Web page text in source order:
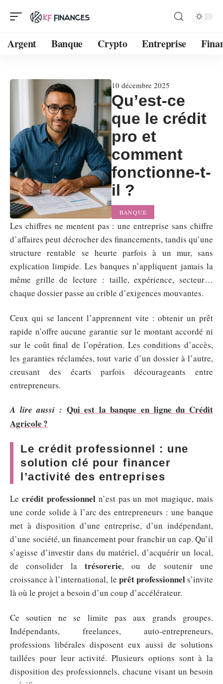
Argent Banque Crypto Entreprise
10 décembre 2025
Qu’est-ce
que le crédit
pro et
comment
fonctionne-t-
il ?
BANQUE
Les chiffres ne mentent pas : une entreprise sans chiffre
d’affaires peut décrocher des financements, tandis qu’une
structure rentable se heurte parfois à un mur, sans
explication limpide. Les banques n’appliquent jamais la
même grille de lecture : taille, expérience, secteur…
chaque dossier passe au crible d’exigences mouvantes.
Ceux qui se lancent l’apprennent vite : obtenir un prêt
rapide n’offre aucune garantie sur le montant accordé ni
sur le coût final de l’opération. Les conditions d’accès,
les garanties réclamées, tout varie d’un dossier à l’autre,
creusant des écarts parfois décourageants entre
entrepreneurs.
A lire aussi : Qui est la banque en ligne du Crédit
Agricole ?
Le crédit professionnel : une
solution clé pour financer
l’activité des entreprises
Le crédit professionneln’est pas un mot magique, mais
une corde solide à l’arc des entrepreneurs : une banque
met à disposition d’une entreprise, d’un indépendant,
d’une société, un financement pour franchir un cap. Qu’il
s’agisse d’investir dans du matériel, d’acquérir un local,
de consolider la trésorerie, ou de soutenir une
croissance à l’international, le prêt professionnels’invite
là où le projet a besoin d’un coup d’accélérateur.
Ce soutien ne se limite pas aux grands groupes.
Indépendants, freelances, auto-entrepreneurs,
professions libérales disposent eux aussi de solutions
taillées pour leur activité. Plusieurs options sont à la
disposition des professionnels, chacune visant un besoin